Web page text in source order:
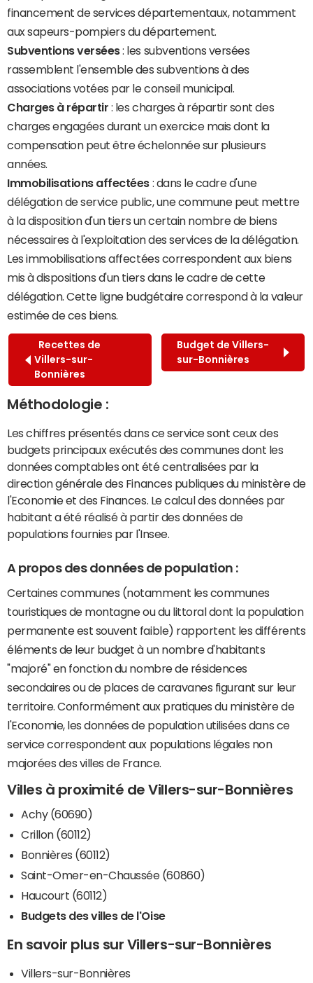
financement de services départementaux, notamment
aux sapeurs-pompiers du département.
Subventions versées: les subventions versées
rassemblent l'ensemble des subventions à des
associations votées par le conseil municipal.
Charges à répartir : les charges à répartir sont des
charges engagées durant un exercice mais dont la
compensation peut être échelonnée sur plusieurs
années.
Immobilisations affectées : dans le cadre d'une
délégation de service public, une commune peut mettre
à la disposition d'un tiers un certain nombre de biens
nécessaires à l'exploitation des services de la délégation.
Les immobilisations affectées correspondent aux biens
mis à dispositions d'un tiers dans le cadre de cette
délégation. Cette ligne budgétaire correspond à la valeur
estimée de ces biens.
Recettes de
Villers-sur-
Bonnières
Budget de Villers-
sur-Bonnières
Méthodologie :
Les chiffres présentés dans ce service sont ceux des
budgets principaux exécutés des communes dont les
données comptables ont été centralisées par la
direction générale des Finances publiques du ministère de
l'Economie et des Finances. Le calcul des données par
habitant a été réalisé à partir des données de
populations fournies par l'Insee.
A propos des données de population :
Certaines communes (notamment les communes
touristiques de montagne ou du littoral dont la population
permanente est souvent faible) rapportent les différents
éléments de leur budget à un nombre d'habitants
"majoré" en fonction du nombre de résidences
secondaires ou de places de caravanes figurant sur leur
territoire. Conformément aux pratiques du ministère de
l'Economie, les données de population utilisées dans ce
service correspondent aux populations légales non
majorées des villes de France.
Villes à proximité de Villers-sur-Bonnières
Achy (60690)
Crillon (60112)
Bonnières (60112)
Saint-Omer-en-Chaussée (60860)
Haucourt (60112)
Budgets des villes de l'Oise
En savoir plus sur Villers-sur-Bonnières
Villers-sur-Bonnières